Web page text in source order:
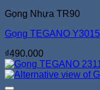
Gọng Nhựa TR90
Gọng TEGANO Y3015
₫490.000